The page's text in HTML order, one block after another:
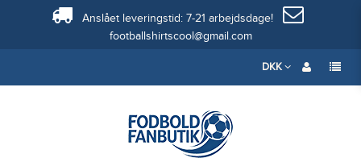
Anslået leveringstid: 7-21 arbejdsdage!
footballshirtscool@gmail.com
DKK